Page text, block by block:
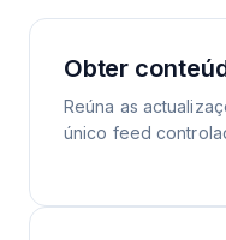
Obter
Reúna as
único feed